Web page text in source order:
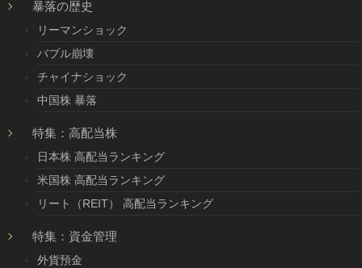
暴落の歴史
リーマンショック
バブル崩壊
チャイナショック
中国株 暴落
特集：高配当株
日本株 高配当ランキング
米国株 高配当ランキング
リート（REIT） 高配当ランキング
特集：資金管理
外貨預金